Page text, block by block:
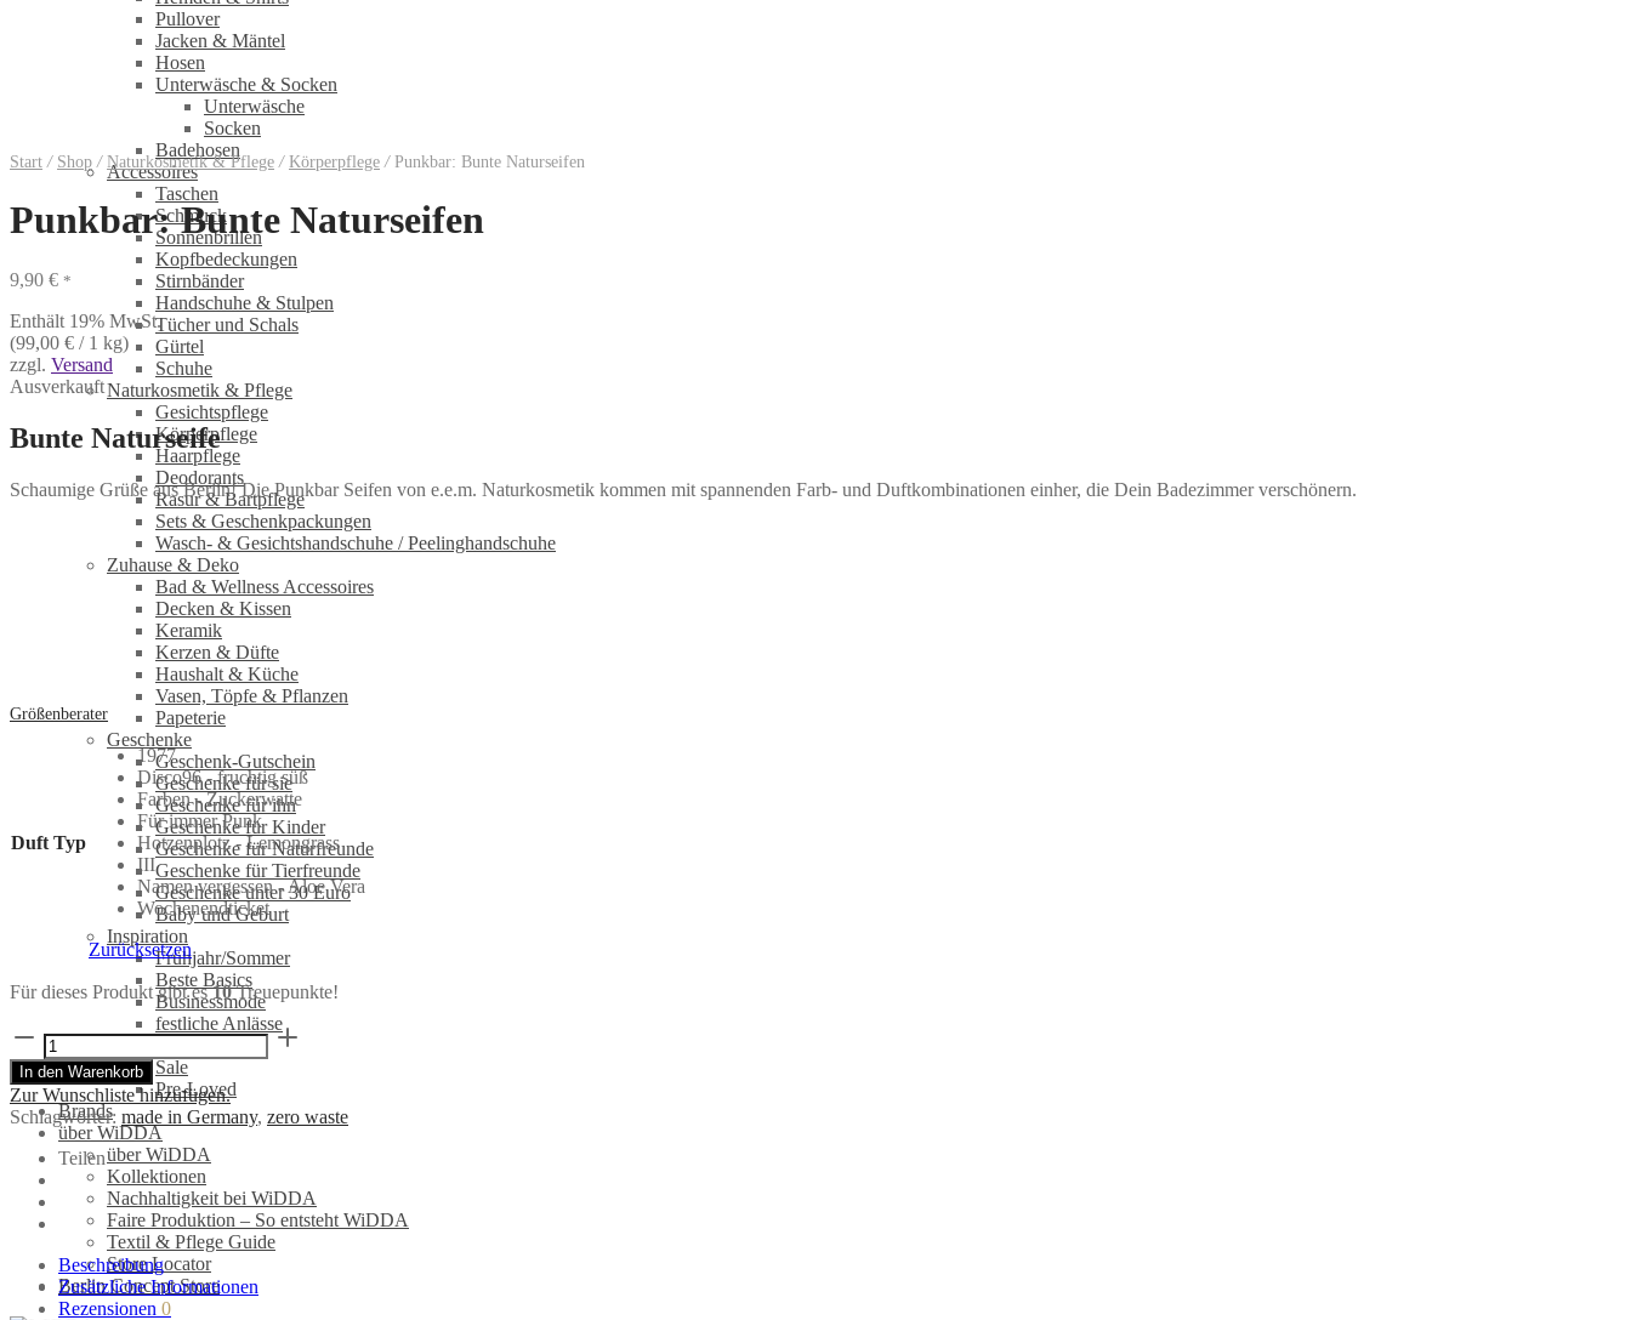
Pullover
Jacken & Mäntel
Hosen
Unterwäsche & Socken
Unterwäsche
Socken
Badehosen
Accessoires
Taschen
Schmuck
Sonnenbrillen
Kopfbedeckungen
Stirnbänder
Handschuhe & Stulpen
Tücher und Schals
Gürtel
Schuhe
Naturkosmetik & Pflege
Gesichtspflege
Körperpflege
Haarpflege
Deodorants
Rasur & Bartpflege
Sets & Geschenkpackungen
Wasch‑ & Gesichtshandschuhe / Peelinghandschuhe
Zuhause & Deko
Bad & Wellness Accessoires
Decken & Kissen
Keramik
Kerzen & Düfte
Haushalt & Küche
Vasen, Töpfe & Pflanzen
Papeterie
Geschenke
Geschenk-Gutschein
Geschenke für sie
Geschenke für ihn
Geschenke für Kinder
Geschenke für Naturfreunde
Geschenke für Tierfreunde
Geschenke unter 30 Euro
Baby und Geburt
Inspiration
Frühjahr/Sommer
Beste Basics
Businessmode
festliche Anlässe
Sale
Pre-Loved
Brands
über WiDDA
über WiDDA
Kollektionen
Nachhaltigkeit bei WiDDA
Faire Produktion – So entsteht WiDDA
Textil & Pflege Guide
Store Locator
Berlin Concept Store
Start / Shop / Naturkosmetik & Pflege / Körperpflege /Punkbar: Bunte Naturseifen
Punkbar: Bunte Naturseifen
9,90 € *
Enthält 19% MwSt.
(99,00 € / 1 kg)
zzgl. Versand
Ausverkauft
Bunte Naturseife
Schaumige Grüße aus Berlin! Die Punkbar Seifen von e.e.m. Naturkosmetik kommen mit spannenden Farb- und Duftkombinationen einher, die Dein Badezimmer verschönern.
Größenberater
Duft Typ
1977
Disco96 - fruchtig süß
Farben - Zuckerwatte
Für immer Punk
Hotzenplotz - Lemongrass
III
Namen vergessen - Aloe Vera
Wochenendticket
Zurücksetzen
Für dieses Produkt gibt es10Treuepunkte!
Punkbar:
Bunte
Naturseifen
Menge
In den Warenkorb
Zur Wunschliste hinzufügen.
Schlagwörter: made in Germany, zero waste
Teilen
Beschreibung
Zusätzliche Informationen
Rezensionen 0